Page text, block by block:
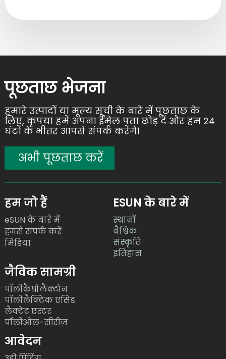
CONTACT
US
पूछताछ भेजना
हमारे उत्पादों या मूल्य सूची के बारे में पूछताछ के
लिए, कृपया हमें अपना ईमेल पता छोड़ दें और हम 24
घंटों के भीतर आपसे संपर्क करेंगे।
अभी पूछताछ करें
हम जो हैं
eSUN के बारे में
हमसे संपर्क करें
मिडिया
ESUN के बारे में
स्थानों
वैश्विक
संस्कृति
इतिहास
जैविक सामग्री
पॉलीकैप्रोलैक्टोन
पॉलीलैक्टिक एसिड
लैक्टेट एस्टर
पॉलीओल-सीरीज़
आवेदन